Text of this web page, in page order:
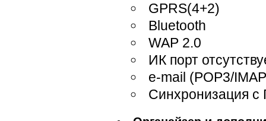
GPRS(4+2)
Bluetooth
WAP 2.0
ИК порт
e-mail (POP3/
Синхронизация с